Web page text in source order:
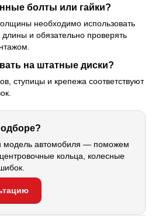
болты или гайки?
необходимо использовать
и обязательно проверять
на штатные диски?
ступицы и крепежа соответствуют
модель автомобиля — поможем
кольца, колесные